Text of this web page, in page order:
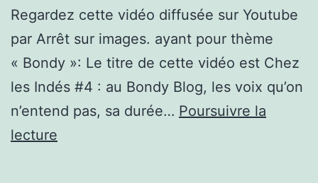
Regardez cette vidéo diffusée sur Youtube
par Arrêt sur images. ayant pour thème
« Bondy »: Le titre de cette vidéo est Chez
les Indés #4 : au Bondy Blog, les voix qu’on
n’entend pas, sa durée… Poursuivre la
lecture